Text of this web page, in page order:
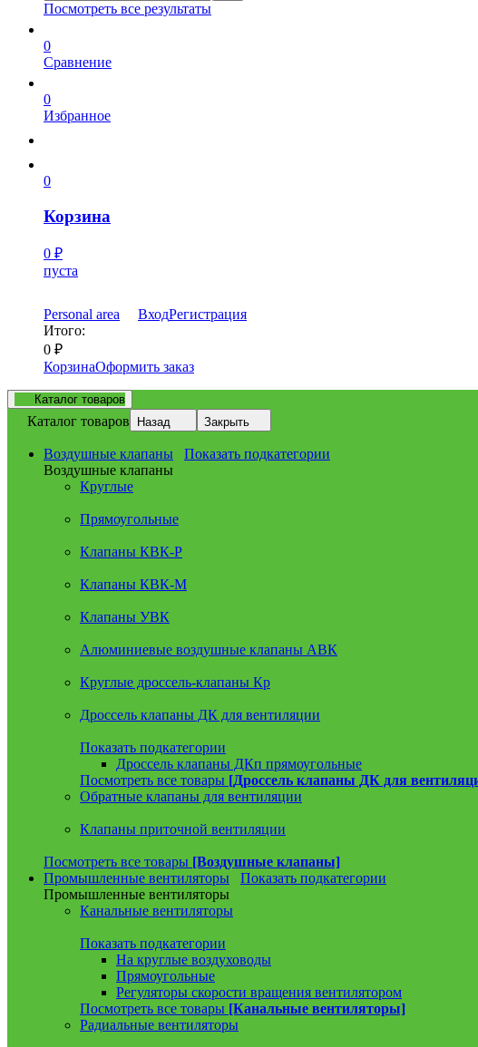
Посмотреть все результаты
0
Сравнение
0
Избранное
0
Корзина
0 ₽
пуста
Personal area ВходРегистрация
Итого:
0 ₽
КорзинаОформить заказ
Каталог товаров
Каталог товаров Назад Закрыть
Воздушные клапаны
Показать подкатегории
Воздушные клапаны
Круглые
Прямоугольные
Клапаны КВК-Р
Клапаны КВК-М
Клапаны УВК
Алюминиевые воздушные клапаны АВК
Круглые дроссель-клапаны Кр
Дроссель клапаны ДК для вентиляции
Показать подкатегории
Дроссель клапаны ДКп прямоугольные
Посмотреть все товары [Дроссель клапаны ДК для
Обратные клапаны для вентиляции
Клапаны приточной вентиляции
Посмотреть все товары [Воздушные клапаны]
Промышленные вентиляторы
Показать подкатегории
Промышленные вентиляторы
Канальные вентиляторы
Показать подкатегории
На круглые воздуховоды
Прямоугольные
Регуляторы скорости вращения вентилятором
Посмотреть все товары [Канальные вентиляторы]
Радиальные вентиляторы